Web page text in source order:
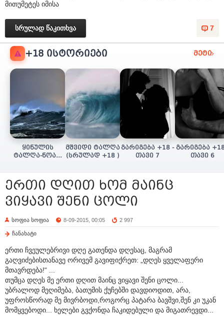
მითუმეტეს იმისა
7
სრულად წაკითხვა
+18 ᲘᲡᲢᲝᲠᲘᲔᲑᲘ მეტი
ყინულის
ტალღა-ნოას/
(+18 სრულად)
მშვიდი ტალღა
(სრულად +18 )
გარიგება +18 -
თავი 7
გარიგება
თავი 6
ერთი დღით ხომ მაინც
ვიყავი შენი ცოლი
სოფია სოფია 8-09-2015, 00:05 2 997
ჩანახატი
ერთი ჩვეულებრივი დღე გათენდა დღესაც, მაგრამ
გაღვიძებისთანავე ორივემ გავიფიქრეთ: „დღეს ყველაფერი
მთავრდება!“ ...
თუმცა დღეს მე ერთი დღით მაინც ვიყავი შენი ცოლი...
უბრალოდ მეღიმება, ბათუმის ქუჩებში დავდიოდით, არა,
უფროსწორად მე მივრბოდი,როგორც პატარა ბავშვი,შენ კი უკან
მომყვებოდი... ხელები გვქონდა ჩაკიდებული და მიგათრევდი...